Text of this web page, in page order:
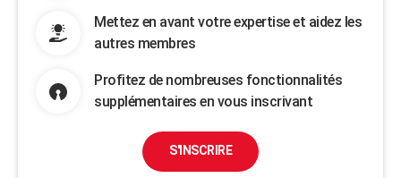
Mettez en avant votre expertise et aidez les
autres membres
Profitez de nombreuses fonctionnalités
supplémentaires en vous inscrivant
S'INSCRIRE